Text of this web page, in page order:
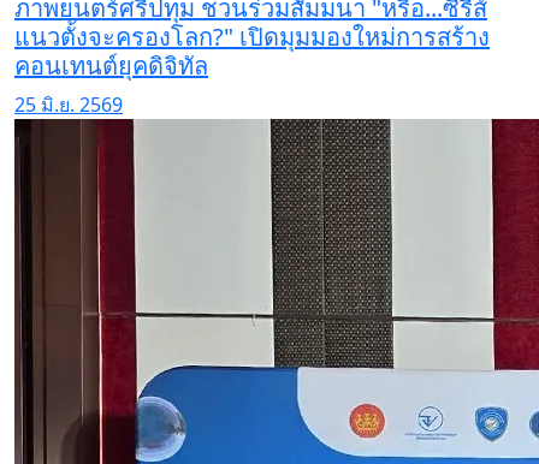
ภาพยนตร์ศรีปทุม ชวนร่วมสัมมนา "หรือ...ซีรีส์
แนวตั้งจะครองโลก?" เปิดมุมมองใหม่การสร้าง
คอนเทนต์ยุคดิจิทัล
25 มิ.ย. 2569